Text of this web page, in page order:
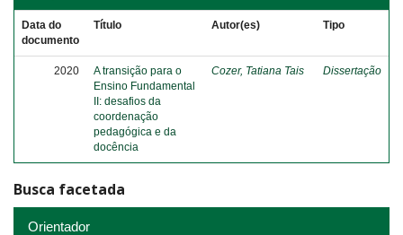
Data do
documento
Título Autor(es) Tipo
2020
A transição para o
Ensino Fundamental
II: desafios da
coordenação
pedagógica e da
docência
Cozer, Tatiana Tais Dissertação
Busca facetada
Orientador